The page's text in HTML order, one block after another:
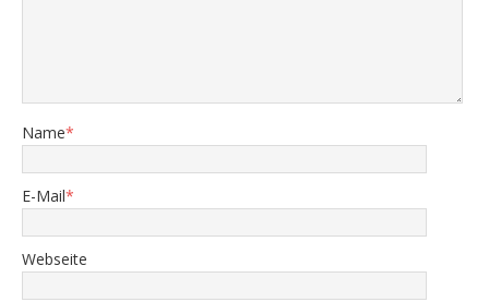
Name*
E-Mail*
Webseite